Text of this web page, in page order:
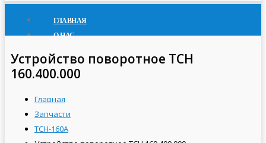
ГЛАВНАЯ
О НАС
ТРАНСПОРТЕРЫ СКРЕБКОВЫЕ
Устройство поворотное ТСН
160.400.000
Главная
Запчасти
ТСН-160А